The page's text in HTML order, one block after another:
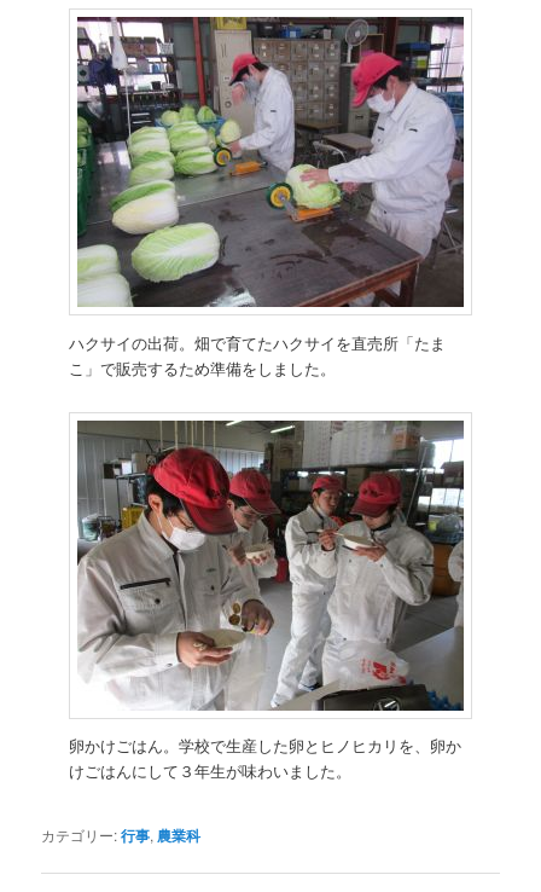
ハクサイの出荷。畑で育てたハクサイを直売所「たま
こ」で販売するため準備をしました。
卵かけごはん。学校で生産した卵とヒノヒカリを、卵か
けごはんにして３年生が味わいました。
カテゴリー:行事, 農業科